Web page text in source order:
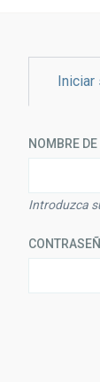
a
la
Iniciar
NOMBRE
Introduzca